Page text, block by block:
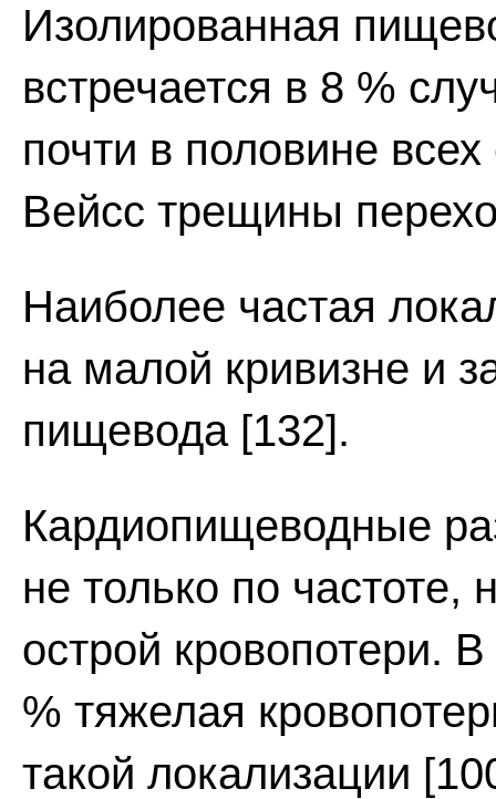
Изолированная
встречается в 8 %
почти в половине
Вейсс трещины
Наиболее частая
на малой кривизне и
пищевода [132].
Кардиопищеводные
не только по частоте,
острой кровопотери.
% тяжелая
такой локализации